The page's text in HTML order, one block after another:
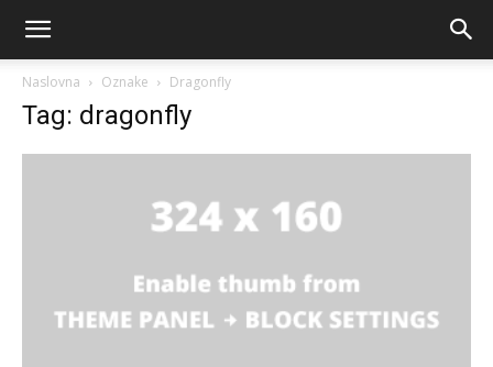
Naslovna Oznake Dragonfly
Tag: dragonfly